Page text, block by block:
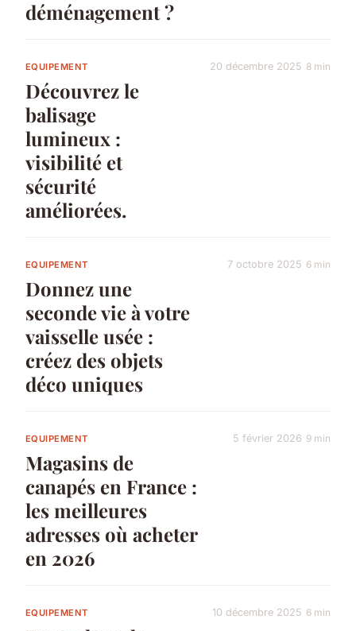
déménagement ?
EQUIPEMENT
Découvrez le
balisage
lumineux :
visibilité et
sécurité
améliorées.
20 décembre 2025 8 min
EQUIPEMENT
Donnez une
seconde vie à votre
vaisselle usée :
créez des objets
déco uniques
7 octobre 2025 6 min
EQUIPEMENT
Magasins de
canapés en France :
les meilleures
adresses où acheter
en 2026
5 février 2026 9 min
EQUIPEMENT 10 décembre 2025 6 min